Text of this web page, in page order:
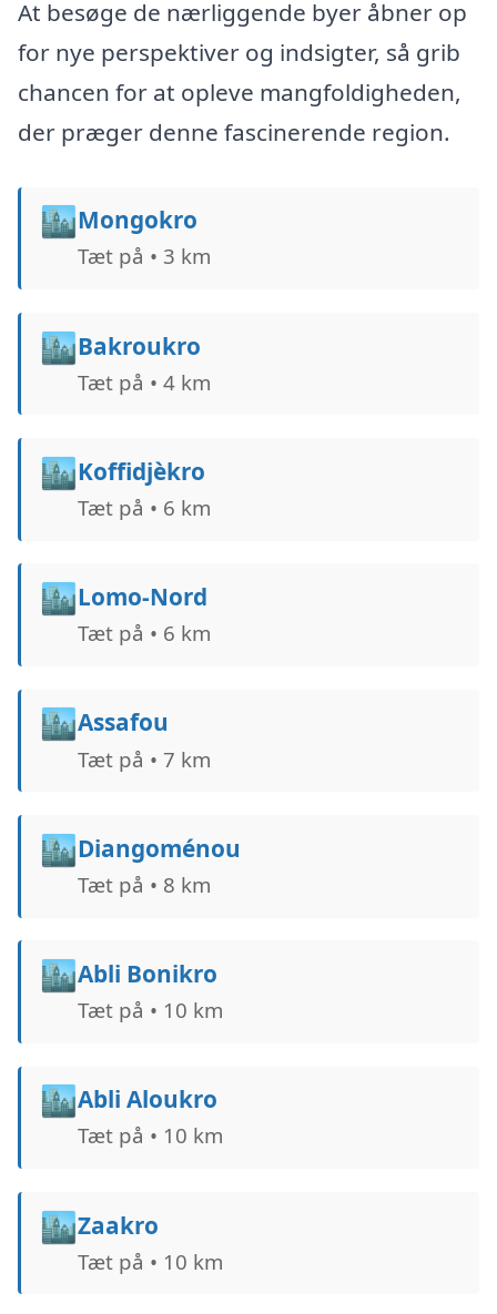
At besøge de nærliggende byer åbner op
for nye perspektiver og indsigter, så grib
chancen for at opleve mangfoldigheden,
der præger denne fascinerende region.
🏙️Mongokro
Tæt på • 3 km
🏙️Bakroukro
Tæt på • 4 km
🏙️Koffidjèkro
Tæt på • 6 km
🏙️Lomo-Nord
Tæt på • 6 km
🏙️Assafou
Tæt på • 7 km
🏙️Diangoménou
Tæt på • 8 km
🏙️Abli Bonikro
Tæt på • 10 km
🏙️Abli Aloukro
Tæt på • 10 km
🏙️Zaakro
Tæt på • 10 km